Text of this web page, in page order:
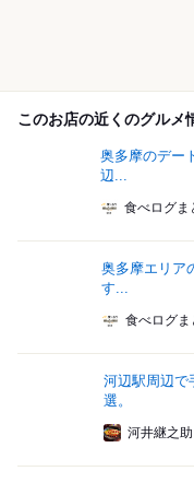
このお店の近くのグルメ
奥多摩のデー
辺...
食べログま
奥多摩エリア
す...
食べログ
河辺駅周辺で
選。
河井継之助